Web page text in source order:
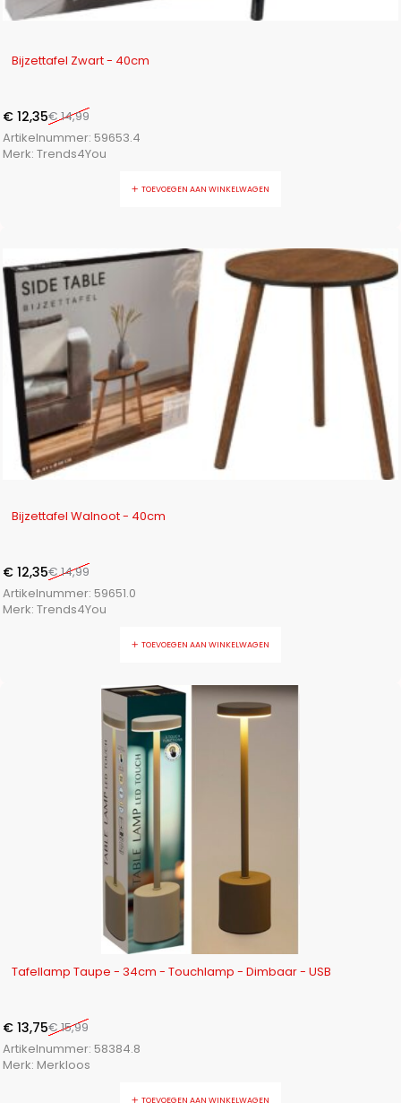
-18%
Bijzettafel Zwart - 40cm
€14,99
€ 12,35
Artikelnummer: 59653.4
Merk: Trends4You
TOEVOEGEN AAN WINKELWAGEN
Bijzettafel Walnoot - 40cm
€14,99
€ 12,35
Artikelnummer: 59651.0
Merk: Trends4You
TOEVOEGEN AAN WINKELWAGEN
Tafellamp Taupe - 34cm - Touchlamp - Dimbaar - USB
€15,99
€ 13,75
Artikelnummer: 58384.8
Merk: Merkloos
TOEVOEGEN AAN WINKELWAGEN